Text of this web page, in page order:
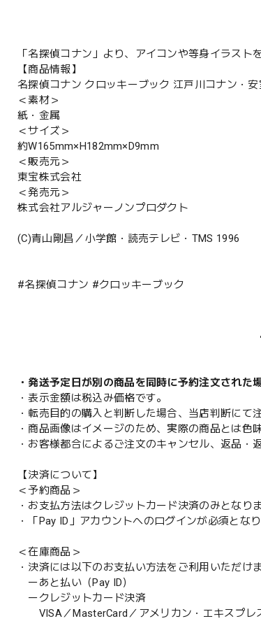
「名探偵コナン」より、アイコンや等身イラスト
【商品情報】
名探偵コナン クロッキーブック 江戸川コナン・安
＜素材＞
紙・金属
＜サイズ＞
約W165mm×H182mm×D9mm
＜販売元＞
東宝株式会社
＜発売元＞
株式会社アルジャーノンプロダクト
(C)青山剛昌／小学館・読売テレビ・TMS 1996
#名探偵コナン #クロッキーブック
・発送予定日が別の商品を同時に予約注文された
・表示金額は税込み価格です。
・転売目的の購入と判断した場合、当店判断にて
・商品画像はイメージのため、実際の商品とは色
・お客様都合によるご注文のキャンセル、返品・
【決済について】
＜予約商品＞
・お支払方法はクレジットカード決済のみとなりま
・「Pay ID」アカウントへのログインが必須となり
＜在庫商品＞
・決済には以下のお支払い方法をご利用いただけま
ーあと払い（Pay ID）
ークレジットカード決済
VISA／MasterCard／アメリカン・エキスプレ